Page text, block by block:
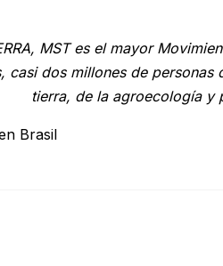
MST es el mayor
casi dos millones de personas
tierra, de la agroecología y
Brasil